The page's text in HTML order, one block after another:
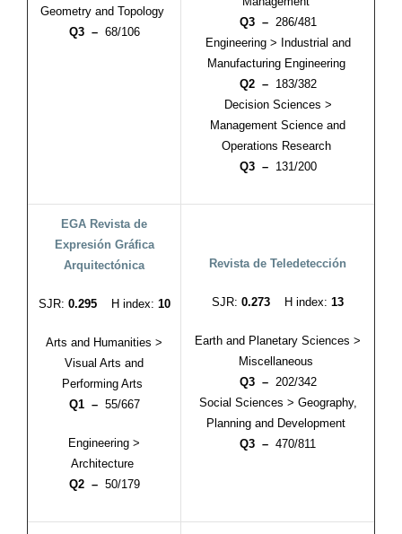
Geometry and Topology
Q3 – 68/106
Q3 – 286/481
Engineering > Industrial and
Manufacturing Engineering
Q2 – 183/382
Decision Sciences >
Management Science and
Operations Research
Q3 – 131/200
EGA Revista de
Expresión Gráfica
Arquitectónica
SJR: 0.295 H index: 10
Arts and Humanities >
Visual Arts and
Performing Arts
Q1 – 55/667
Engineering >
Architecture
Q2 – 50/179
Revista de Teledetección
SJR: 0.273 H index: 13
Earth and Planetary Sciences >
Miscellaneous
Q3 – 202/342
Social Sciences > Geography,
Planning and Development
Q3 – 470/811